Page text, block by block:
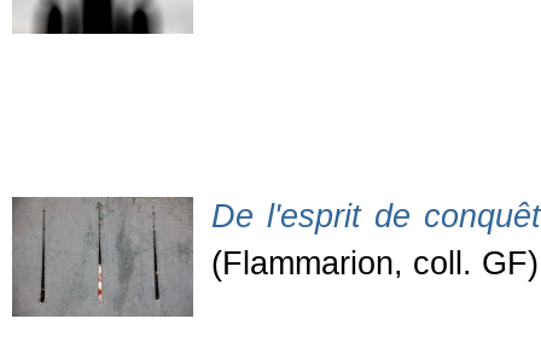
De l'esprit de
(Flammarion, coll.